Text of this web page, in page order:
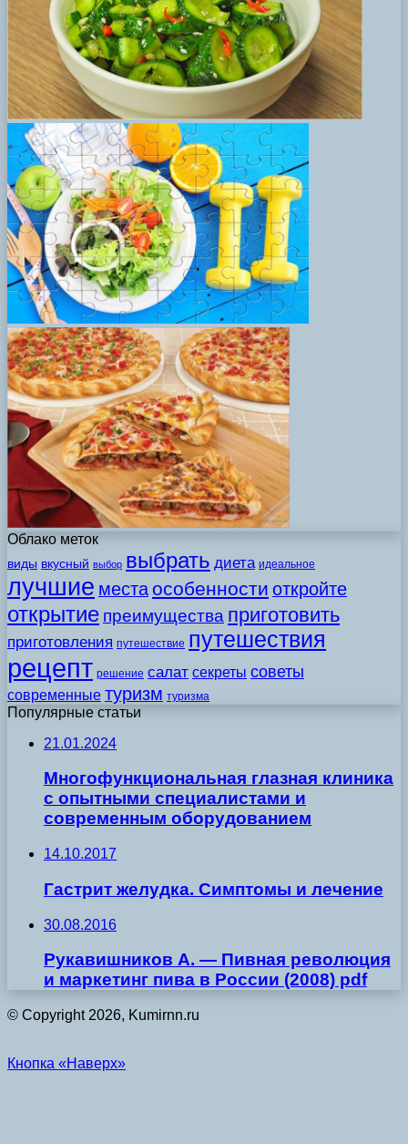
Облако меток
виды вкусный выбор выбрать диета идеальное
лучшие места особенности откройте
открытие преимущества приготовить
приготовления путешествие путешествия
рецепт решение салат секреты советы
современные туризм туризма
Популярные статьи
21.01.2024
Многофункциональная глазная клиника
с опытными специалистами и
современным оборудованием
14.10.2017
Гастрит желудка. Симптомы и лечение
30.08.2016
Рукавишников А. — Пивная революция
и маркетинг пива в России (2008) pdf
© Copyright 2026, Kumirnn.ru
Кнопка «Наверх»